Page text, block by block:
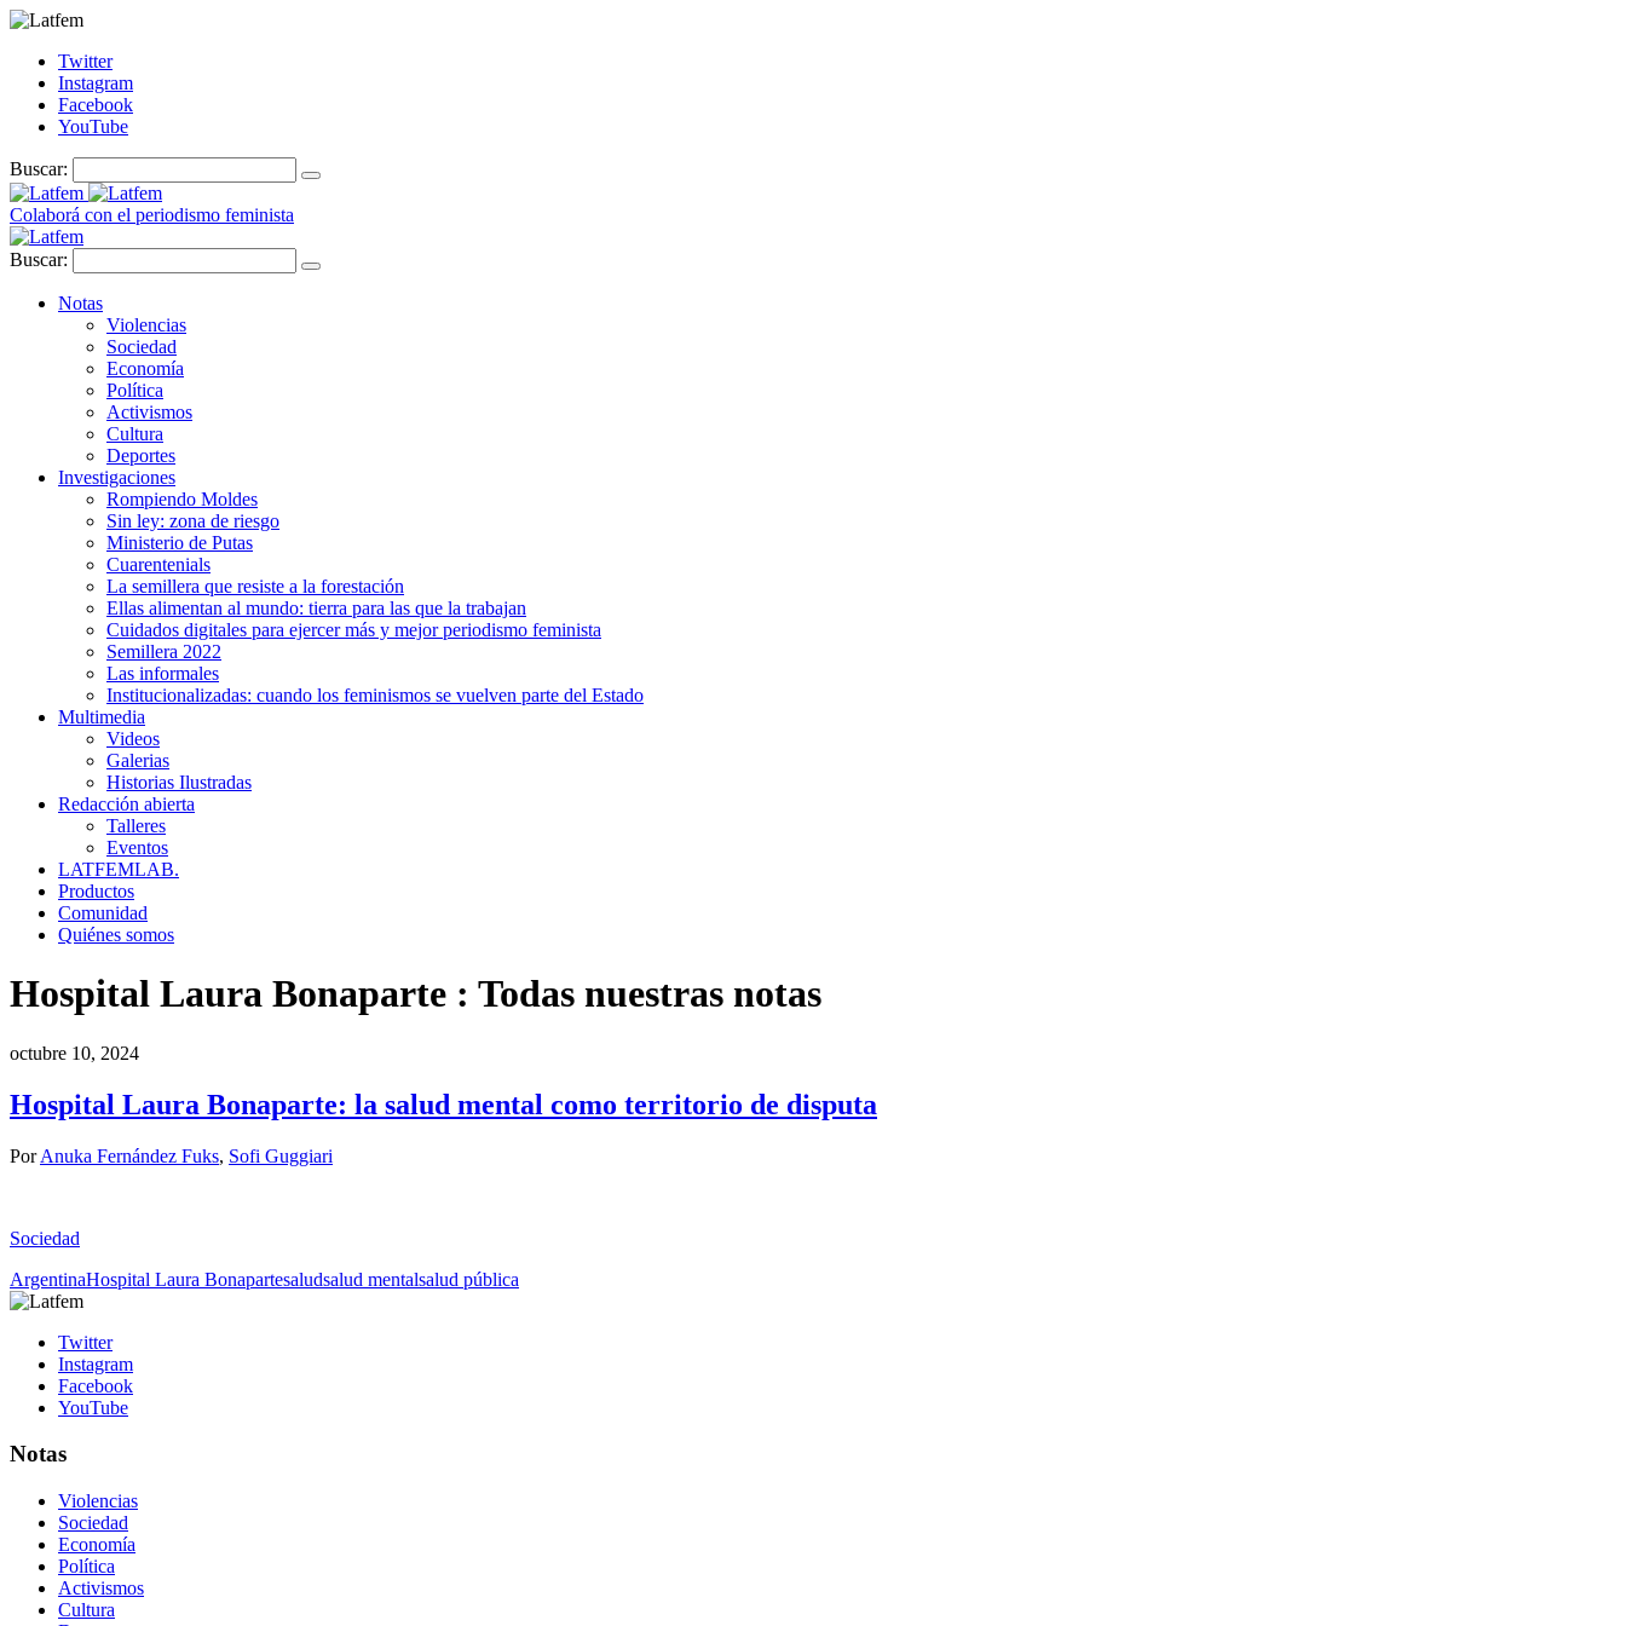
Twitter
Instagram
Facebook
YouTube
Buscar:
Colaborá con el periodismo feminista
Buscar:
Notas
Violencias
Sociedad
Economía
Política
Activismos
Cultura
Deportes
Investigaciones
Rompiendo Moldes
Sin ley: zona de riesgo
Ministerio de Putas
Cuarentenials
La semillera que resiste a la forestación
Ellas alimentan al mundo: tierra para las que la trabajan
Cuidados digitales para ejercer más y mejor periodismo feminista
Semillera 2022
Las informales
Institucionalizadas: cuando los feminismos se vuelven parte del Estado
Multimedia
Videos
Galerias
Historias Ilustradas
Redacción abierta
Talleres
Eventos
LATFEMLAB.
Productos
Comunidad
Quiénes somos
Hospital Laura Bonaparte : Todas nuestras notas
octubre 10, 2024
Hospital Laura Bonaparte: la salud mental como territorio de disputa
PorAnuka Fernández Fuks, Sofi Guggiari
Sociedad
ArgentinaHospital Laura Bonapartesaludsalud mentalsalud pública
Twitter
Instagram
Facebook
YouTube
Notas
Violencias
Sociedad
Economía
Política
Activismos
Cultura